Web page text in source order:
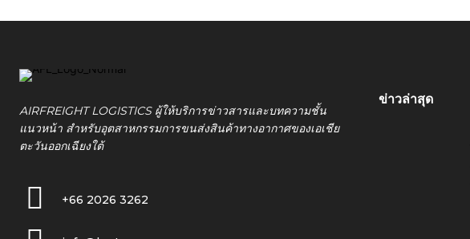
AIRFREIGHT LOGISTICS ผู้ให้บริการข่าวสารและบทความชั้น
แนวหน้า สำหรับอุตสาหกรรมการขนส่งสินค้าทางอากาศของเอเชีย
ตะวันออกเฉียงใต้
+66 2026 3262
ข่าวล่าสุด